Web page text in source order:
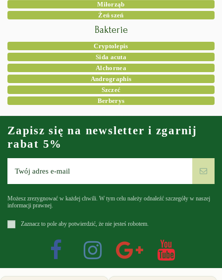
Miłorząb
Żeń szeń
Bakterie
Cryptolepis
Sida acuta
Alchornea
Andrographis
Szczeć
Berberys
Zapisz się na newsletter i zgarnij
rabat 5%
Możesz zrezygnować w każdej chwili. W tym celu należy odnaleźć szczegóły w naszej
informacji prawnej.
Zaznacz to pole aby potwierdzić, że nie jesteś robotem.